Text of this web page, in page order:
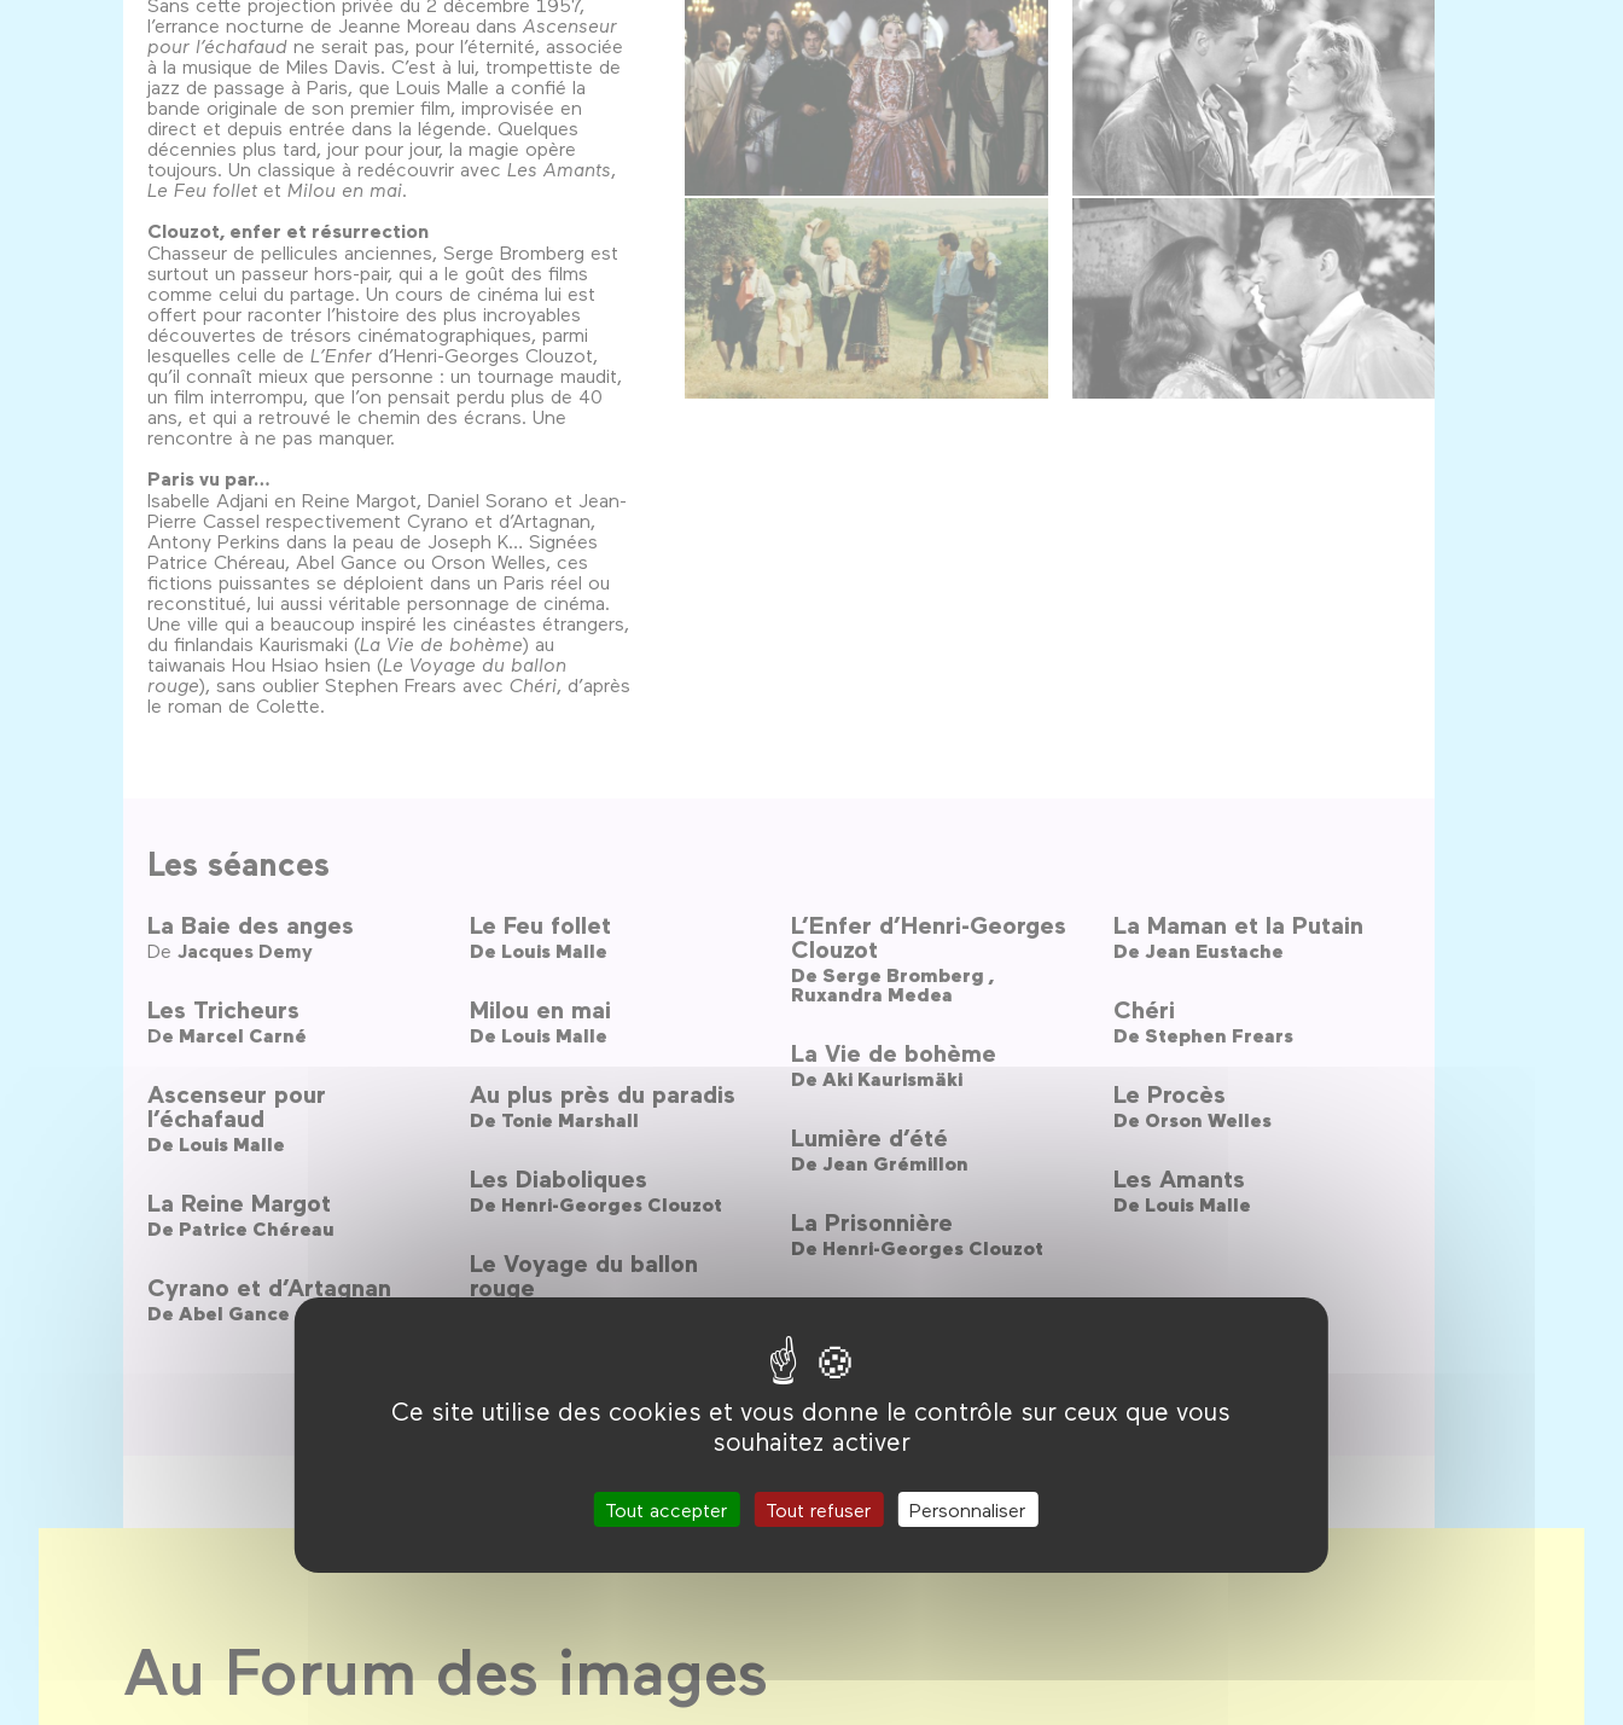
Ce site utilise des cookies et vous donne le contrôle sur ceux que vous
souhaitez activer
Tout accepter Tout refuser Personnaliser
l’errance nocturne de Jeanne Moreau dans Ascenseur
pour l’échafaud ne serait pas, pour l’éternité, associée
à la musique de Miles Davis. C’est à lui, trompettiste de
jazz de passage à Paris, que Louis Malle a confié la
bande originale de son premier film, improvisée en
direct et depuis entrée dans la légende. Quelques
décennies plus tard, jour pour jour, la magie opère
toujours. Un classique à redécouvrir avec Les Amants
Le Feu follet et Milou en mai
Clouzot, enfer et résurrection
Chasseur de pellicules anciennes, Serge Bromberg est
surtout un passeur hors-pair, qui a le goût des films
comme celui du partage. Un cours de cinéma lui est
offert pour raconter l’histoire des plus incroyables
découvertes de trésors cinématographiques, parmi
lesquelles celle de L’Enfer d’Henri-Georges Clouzot,
qu’il connaît mieux que personne : un tournage maudit,
un film interrompu, que l’on pensait perdu plus de 40
ans, et qui a retrouvé le chemin des écrans. Une
rencontre à ne pas manquer.
Paris vu par…
Isabelle Adjani en Reine Margot, Daniel Sorano et Jean-
Pierre Cassel respectivement Cyrano et d’Artagnan,
Antony Perkins dans la peau de Joseph K… Signées
Patrice Chéreau, Abel Gance ou Orson Welles, ces
fictions puissantes se déploient dans un Paris réel ou
reconstitué, lui aussi véritable personnage de cinéma.
Une ville qui a beaucoup inspiré les cinéastes étrangers,
du finlandais Kaurismaki (La Vie de bohème) au
taiwanais Hou Hsiao hsien (Le Voyage du ballon
rouge), sans oublier Stephen Frears avec Chéri , d’après
le roman de Colette.
Les séances
La Baie des anges
De Jacques Demy
Les Tricheurs
De Marcel Carné
Ascenseur pour
l’échafaud
De Louis Malle
La Reine Margot
De Patrice Chéreau
Cyrano et d’Artagnan
De Abel Gance
Le Feu follet
De Louis Malle
Milou en mai
De Louis Malle
Au plus près du paradis
De Tonie Marshall
Les Diaboliques
De Henri-Georges Clouzot
Le Voyage du ballon
rouge
L’Enfer d’Henri-Georges
Clouzot
De
Serge Bromberg ,
Ruxandra Medea
La Vie de bohème
De Aki Kaurismäki
Lumière d’été
De Jean Grémillon
La Prisonnière
De Henri-Georges Clouzot
La Maman et la Putain
De Jean Eustache
Chéri
De Stephen Frears
Le Procès
De Orson Welles
Les Amants
De Louis Malle
Au Forum des images